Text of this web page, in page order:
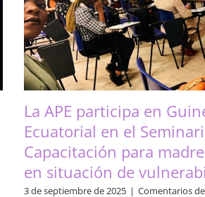
La APE participa en
Ecuatorial en el
Capacitación para
en situación de
3 de septiembre de 2025 | Comentarios